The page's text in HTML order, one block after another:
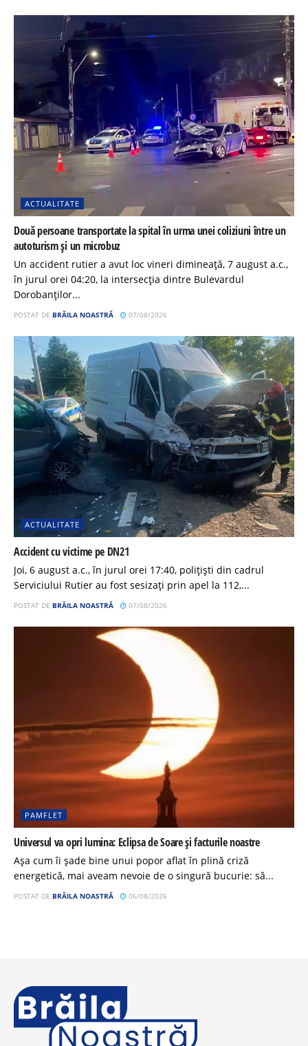
ACTUALITATE
Două persoane transportate la spital în urma unei coliziuni între un
autoturism și un microbuz
Un accident rutier a avut loc vineri dimineață, 7 august a.c.,
în jurul orei 04:20, la intersecția dintre Bulevardul
Dorobanților...
POSTAT DE BRĂILA NOASTRĂ 07/08/2026
ACTUALITATE
Accident cu victime pe DN21
Joi, 6 august a.c., în jurul orei 17:40, polițiști din cadrul
Serviciului Rutier au fost sesizați prin apel la 112,...
POSTAT DE BRĂILA NOASTRĂ 07/08/2026
PAMFLET
Universul va opri lumina: Eclipsa de Soare și facturile noastre
Așa cum îi șade bine unui popor aflat în plină criză
energetică, mai aveam nevoie de o singură bucurie: să...
POSTAT DE BRĂILA NOASTRĂ 06/08/2026